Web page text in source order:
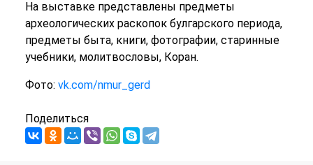
На выставке представлены предметы
археологических раскопок булгарского периода,
предметы быта, книги, фотографии, старинные
учебники, молитвословы, Коран.
Фото: vk.com/nmur_gerd
Поделиться